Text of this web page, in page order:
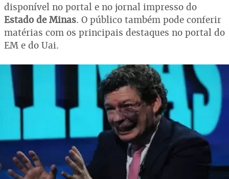
disponível no portal e no jornal impresso do
Estado de Minas. O público também pode conferir
matérias com os principais destaques no portal do
EM e do Uai.